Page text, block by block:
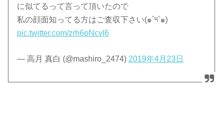
に似てるって言って頂いたので
私の顔面知ってる方はご査収下さい(๑´༥`๑)
pic.twitter.com/zrh6pNcvI6
— 高月 真白 (@mashiro_2474) 2019年4月23日